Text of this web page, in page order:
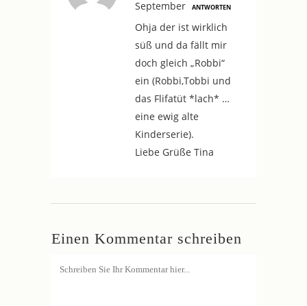
September
ANTWORTEN
Ohja der ist wirklich
süß und da fällt mir
doch gleich „Robbi“
ein (Robbi,Tobbi und
das Flifatüt *lach* …
eine ewig alte
Kinderserie).
Liebe Grüße Tina
Einen Kommentar schreiben